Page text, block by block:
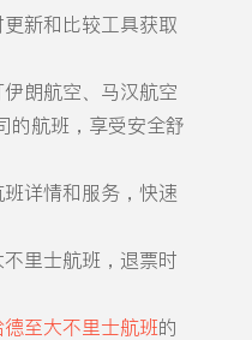
新和比较工具获取
伊朗航空、马汉航空
的航班，享受安全舒
班详情和服务，快速
不里士航班，退票时
德至大不里士航班的